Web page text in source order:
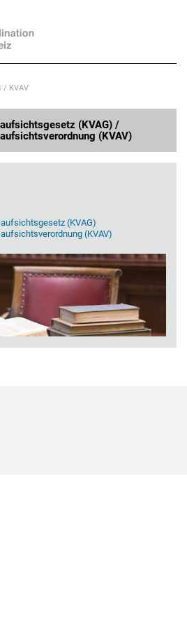
/ KVAV
(KVAG) /
(KVAV)
(KVAG)
(KVAV)